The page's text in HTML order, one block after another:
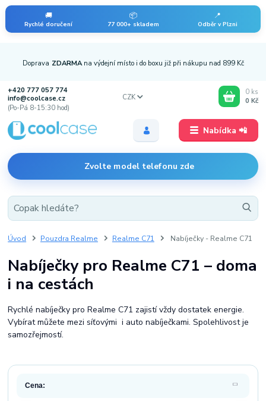
🚚
Rychlé doručení
📦
77 000+ skladem
📍
Odběr v Plzni
Nabídka 📲
Doprava ZDARMA na výdejní místo i do boxu již při nákupu nad 899 Kč
+420 777 057 774
info@coolcase.cz
(Po-Pá 8-15:30 hod)
Zvolte model telefonu zde
CZK
0 ks
0 Kč
Úvod Pouzdra Realme Realme C71 Nabíječky - Realme C71
Nabíječky pro Realme C71 – doma
i na cestách
Rychlé nabíječky pro Realme C71 zajistí vždy dostatek energie.
Vybírat můžete mezi síťovými i auto nabíječkami. Spolehlivost je
samozřejmostí.
Cena: